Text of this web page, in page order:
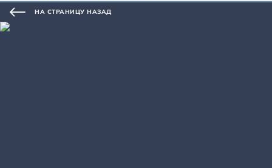
НА СТРАНИЦУ НАЗАД